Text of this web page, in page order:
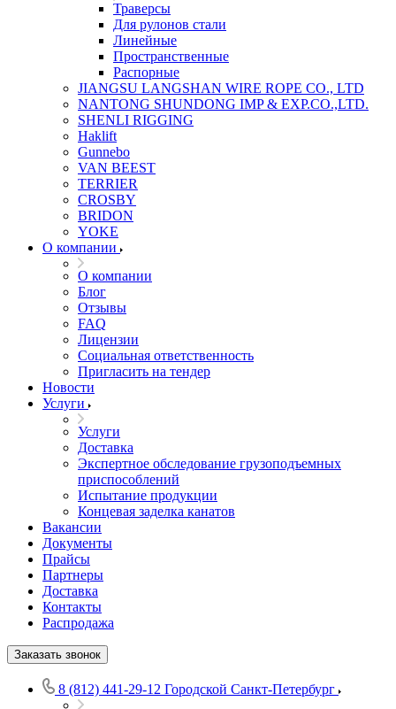
Траверсы
Для рулонов стали
Линейные
Пространственные
Распорные
JIANGSU LANGSHAN WIRE ROPE CO., LTD
NANTONG SHUNDONG IMP & EXP.CO.,LTD.
SHENLI RIGGING
Haklift
Gunnebo
VAN BEEST
TERRIER
CROSBY
BRIDON
YOKE
О компании
О компании
Блог
Отзывы
FAQ
Лицензии
Социальная ответственность
Пригласить на тендер
Новости
Услуги
Услуги
Доставка
Экспертное обследование грузоподъемных
приспособлений
Испытание продукции
Концевая заделка канатов
Вакансии
Документы
Прайсы
Партнеры
Доставка
Контакты
Распродажа
Заказать звонок
8 (812) 441-29-12 Городской Санкт-Петербург